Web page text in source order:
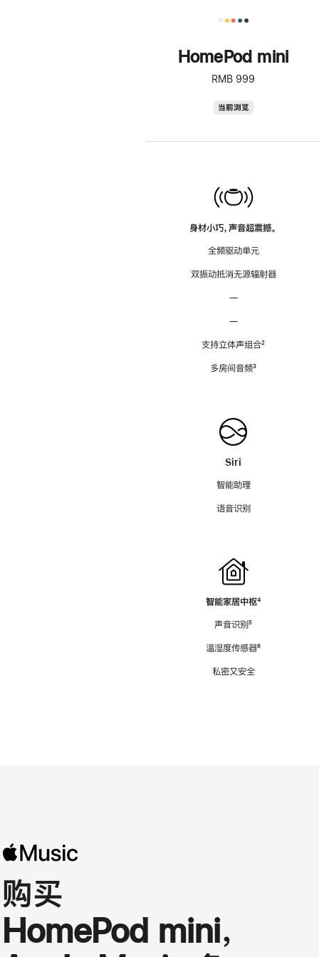
HomePod mini
RMB 999
当前浏览
身材小巧，声音超震撼。
全频驱动单元
双振动抵消无源辐射器
—
—
支持立体声组合脚
²
多房间音频脚
³
Siri
智能助理
语音识别
智能家居中枢脚
⁴
声音识别脚
⁵
温湿度传感器脚
⁶
私密又安全
购买
HomePod mini，